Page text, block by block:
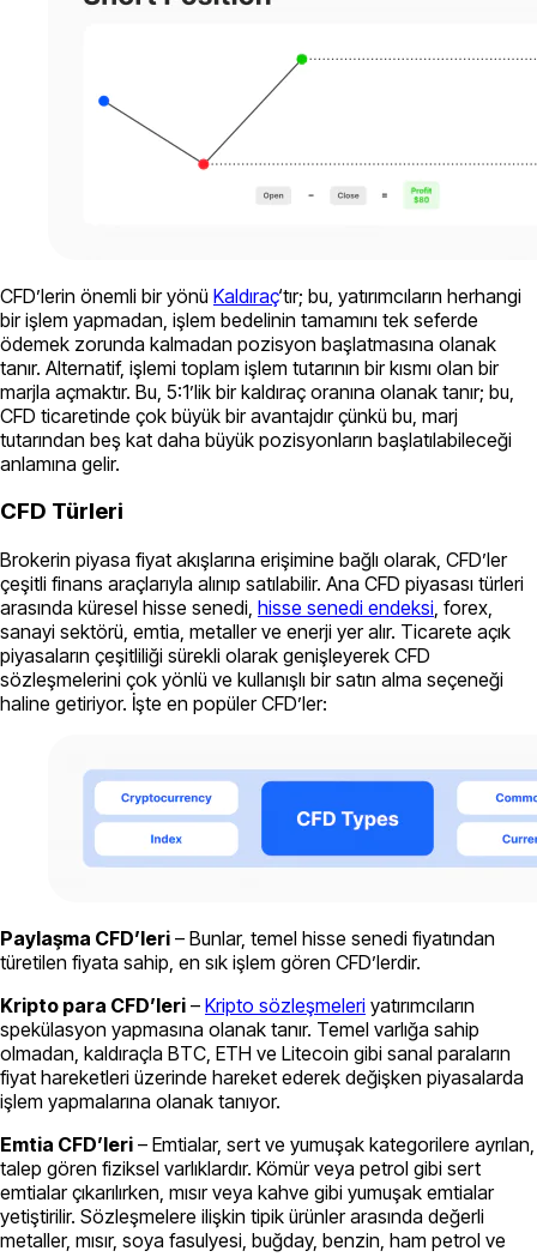
CFD’lerin önemli bir yönü Kaldıraç‘tır; bu, yatırımcıların herhangi
bir işlem yapmadan, işlem bedelinin tamamını tek seferde
ödemek zorunda kalmadan pozisyon başlatmasına olanak
tanır. Alternatif, işlemi toplam işlem tutarının bir kısmı olan bir
marjla açmaktır. Bu, 5:1’lik bir kaldıraç oranına olanak tanır; bu,
CFD ticaretinde çok büyük bir avantajdır çünkü bu, marj
tutarından beş kat daha büyük pozisyonların başlatılabileceği
anlamına gelir.
CFD Türleri
Brokerin piyasa fiyat akışlarına erişimine bağlı olarak, CFD’ler
çeşitli finans araçlarıyla alınıp satılabilir. Ana CFD piyasası türleri
arasında küresel hisse senedi, hisse senedi endeksi, forex,
sanayi sektörü, emtia, metaller ve enerji yer alır. Ticarete açık
piyasaların çeşitliliği sürekli olarak genişleyerek CFD
sözleşmelerini çok yönlü ve kullanışlı bir satın alma seçeneği
haline getiriyor. İşte en popüler CFD’ler:
Paylaşma CFD’leri – Bunlar, temel hisse senedi fiyatından
türetilen fiyata sahip, en sık işlem gören CFD’lerdir.
Kripto para CFD’leri – Kripto sözleşmeleri yatırımcıların
spekülasyon yapmasına olanak tanır. Temel varlığa sahip
olmadan, kaldıraçla BTC, ETH ve Litecoin gibi sanal paraların
fiyat hareketleri üzerinde hareket ederek değişken piyasalarda
işlem yapmalarına olanak tanıyor.
Emtia CFD’leri – Emtialar, sert ve yumuşak kategorilere ayrılan,
talep gören fiziksel varlıklardır. Kömür veya petrol gibi sert
emtialar çıkarılırken, mısır veya kahve gibi yumuşak emtialar
yetiştirilir. Sözleşmelere ilişkin tipik ürünler arasında değerli
metaller, mısır, soya fasulyesi, buğday, benzin, ham petrol ve